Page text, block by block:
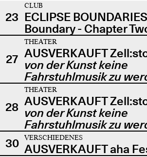
23
CLUB
ECLIPSE
Boundary - Chapter
27
THEATER
AUSVERKAUFT
von der Kunst keine
Fahrstuhlmusik zu
28
THEATER
AUSVERKAUFT
von der Kunst keine
Fahrstuhlmusik zu
30
VERSCHIEDENES
AUSVERKAUFT aha